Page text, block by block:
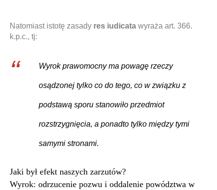
Natomiast istotę zasady res iudicata wyraża art. 366.
k.p.c., tj:
Wyrok prawomocny ma powagę rzeczy
osądzonej tylko co do tego, co w związku z
podstawą sporu stanowiło przedmiot
rozstrzygnięcia, a ponadto tylko między tymi
samymi stronami.
Jaki był efekt naszych zarzutów?
Wyrok: odrzucenie pozwu i oddalenie powództwa w